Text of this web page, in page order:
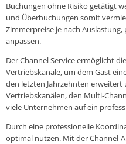
Buchungen ohne Risiko getätigt
und Überbuchungen somit
Zimmerpreise je nach
anpassen.
Der Channel Service ermöglicht
Vertriebskanäle, um dem Gast
den letzten Jahrzehnten
Vertriebskanälen, den Multi-
viele Unternehmen auf ein
Durch eine professionelle
optimal nutzen. Mit der Channel-